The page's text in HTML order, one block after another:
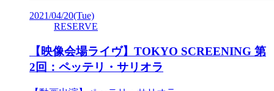
2021/04/20(Tue)
RESERVE
【映像会場ライヴ】TOKYO SCREENING 第
2回：ペッテリ・サリオラ